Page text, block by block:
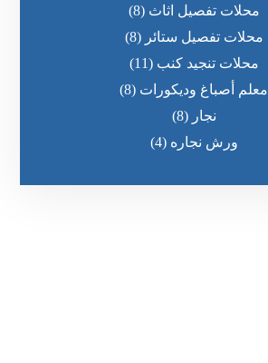
محلات تفصيل اثاث (8)
محلات تفصيل ستائر (8)
محلات تنجيد كنب (11)
معلم أصباغ وديكورات (8)
نجار (8)
ورش نجاره (4)